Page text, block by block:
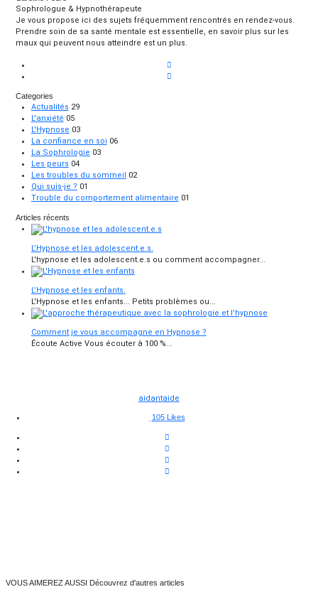
Sophrologue & Hypnothérapeute
Je vous propose ici des sujets fréquemment rencontrés en rendez-vous.
Prendre soin de sa santé mentale est essentielle, en savoir plus sur les
maux qui peuvent nous atteindre est un plus.
Categories
Actualités 29
L'anxiété 05
L'Hypnose 03
La confiance en soi 06
La Sophrologie 03
Les peurs 04
Les troubles du sommeil
02
Qui suis-je ? 01
Trouble du comportement alimentaire 01
Articles récents
L’Hypnose et les adolescent.e.s.
L'hypnose et les adolescent.e.s ou comment accompagner...
L’Hypnose et les enfants.
L'Hypnose et les enfants... Petits problèmes ou...
Comment je vous accompagne en Hypnose ?
Écoute Active Vous écouter à 100 %...
aidantaide
105 Likes
VOUS AIMEREZ AUSSI Découvrez d'autres articles